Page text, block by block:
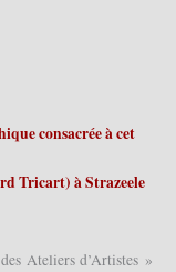
consacrée à cet
Tricart) à Strazeele
Ateliers d’Artistes »